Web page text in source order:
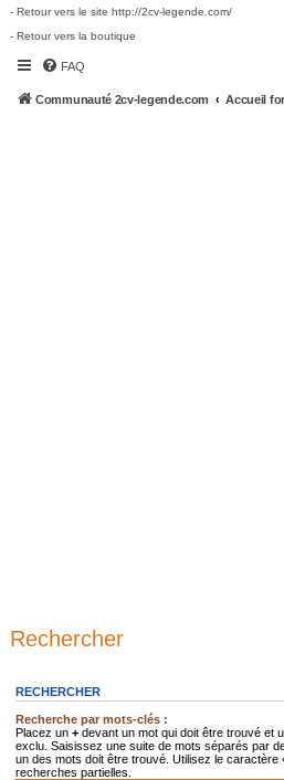
- Retour vers le site http://2cv-legende.com/
- Retour vers la boutique
FAQ
Communauté 2cv-legende.com
Rechercher
RECHERCHER
Recherche par mots-clés :
Placez un + devant un mot qui doit être trouvé et
exclu. Saisissez une suite de mots séparés par
un des mots doit être trouvé. Utilisez le caractère
recherches partielles.